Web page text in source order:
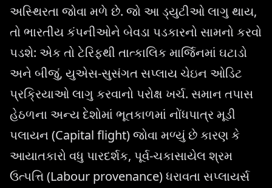
અસ્થિરતા જોવા મળે છે. જો આ ડ્યુટીઓ લાગુ થાય,
તો ભારતીય કંપનીઓને બેવડા પડકારનો સામનો કરવો
પડશે: એક તો ટેરિફથી તાત્કાલિક માર્જિનમાં ઘટાડો
અને બીજું, યુએસ-સુસંગત સપ્લાય ચેઇન ઓડિટ
પ્રક્રિયાઓ લાગુ કરવાનો પરોક્ષ ખર્ચ. સમાન તપાસ
હેઠળના અન્ય દેશોમાં ભૂતકાળમાં નોંધપાત્ર મૂડી
પલાયન (Capital flight) જોવા મળ્યું છે કારણ કે
આયાતકારો વધુ પારદર્શક, પૂર્વ-ચકાસાયેલ શ્રમ
ઉત્પત્તિ (Labour provenance) ધરાવતા સપ્લાયર્સ